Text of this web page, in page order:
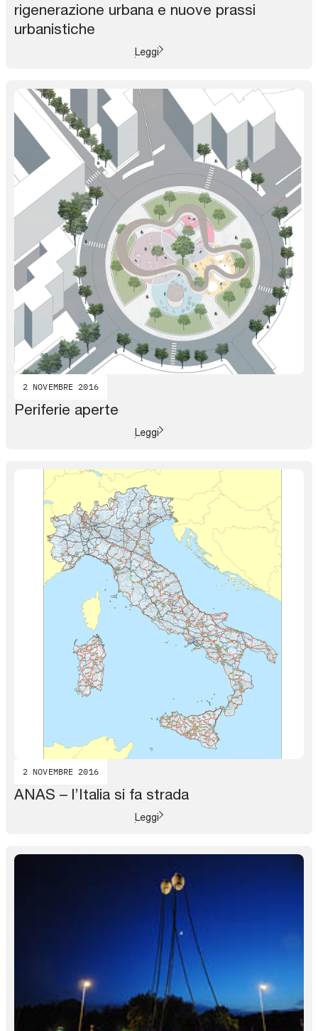
rigenerazione urbana e nuove prassi
urbanistiche
Leggi
2 NOVEMBRE 2016
Periferie aperte
Leggi
2 NOVEMBRE 2016
ANAS – l’Italia si fa strada
Leggi